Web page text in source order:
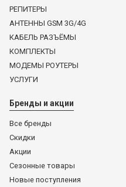
РЕПИТЕРЫ
АНТЕННЫ GSM 3G/4G
КАБЕЛЬ РАЗЪЁМЫ
КОМПЛЕКТЫ
МОДЕМЫ РОУТЕРЫ
УСЛУГИ
Бренды и акции
Все бренды
Скидки
Акции
Сезонные товары
Новые поступления